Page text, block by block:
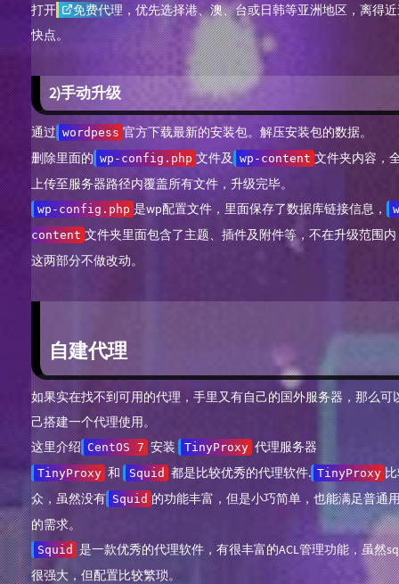
打开
免费代理，优先选择港、澳、台或日韩等亚洲地区，离得
快点。
2)手动升级
通过 wordpess 官方下载最新的安装包。解压安装包的数据。
删除里面的 wp-config.php 文件及 wp-content 文件夹内容，
上传至服务器路径内覆盖所有文件，升级完毕。
wp-config.php 是wp配置文件，里面保存了数据库链接信息，
content 文件夹里面包含了主题、插件及附件等，不在升级范围
这两部分不做改动。
自建代理
如果实在找不到可用的代理，手里又有自己的国外服务器，那么可
己搭建一个代理使用。
这里介绍 CentOS 7 安装 TinyProxy 代理服务器
TinyProxy 和 Squid 都是比较优秀的代理软件. TinyProxy
众，虽然没有 Squid 的功能丰富，但是小巧简单，也能满足普通
的需求。
Squid 是一款优秀的代理软件，有很丰富的ACL管理功能，虽然
很强大，但配置比较繁琐。